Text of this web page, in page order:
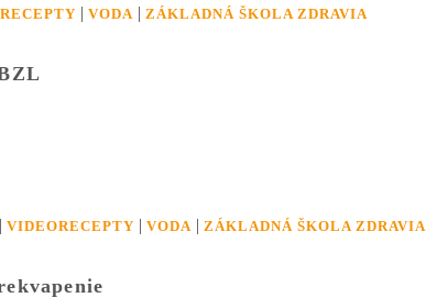
| VODA | ZÁKLADNÁ ŠKOLA ZDRAVIA
| VIDEORECEPTY | VODA | ZÁKLADNÁ ŠKOLA ZDRAVIA